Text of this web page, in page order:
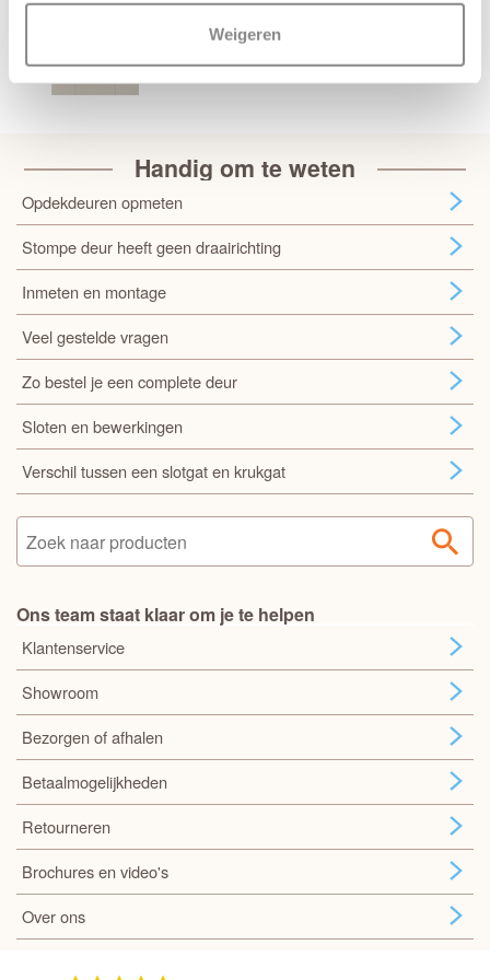
Weigeren
Handig om te weten
Opdekdeuren opmeten
Stompe deur heeft geen draairichting
Inmeten en montage
Veel gestelde vragen
Zo bestel je een complete deur
Sloten en bewerkingen
Verschil tussen een slotgat en krukgat
Ons team staat klaar om je te helpen
Klantenservice
Showroom
Bezorgen of afhalen
Betaalmogelijkheden
Retourneren
Brochures en video's
Over ons